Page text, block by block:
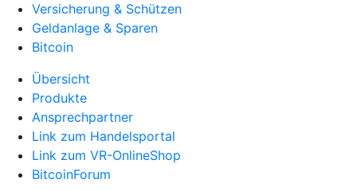
Versicherung & Schützen
Geldanlage & Sparen
Bitcoin
Übersicht
Produkte
Ansprechpartner
Link zum Handelsportal
Link zum VR-OnlineShop
BitcoinForum